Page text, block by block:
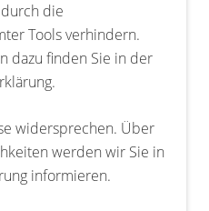
die
Tools verhindern.
dazu finden Sie in der
widersprechen. Über
werden wir Sie in
informieren.